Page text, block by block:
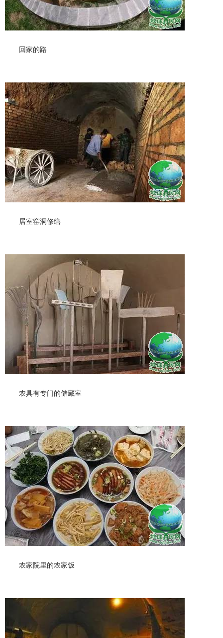
回家的路
居室窑洞修缮
农具有专门的储藏室
农家院里的农家饭